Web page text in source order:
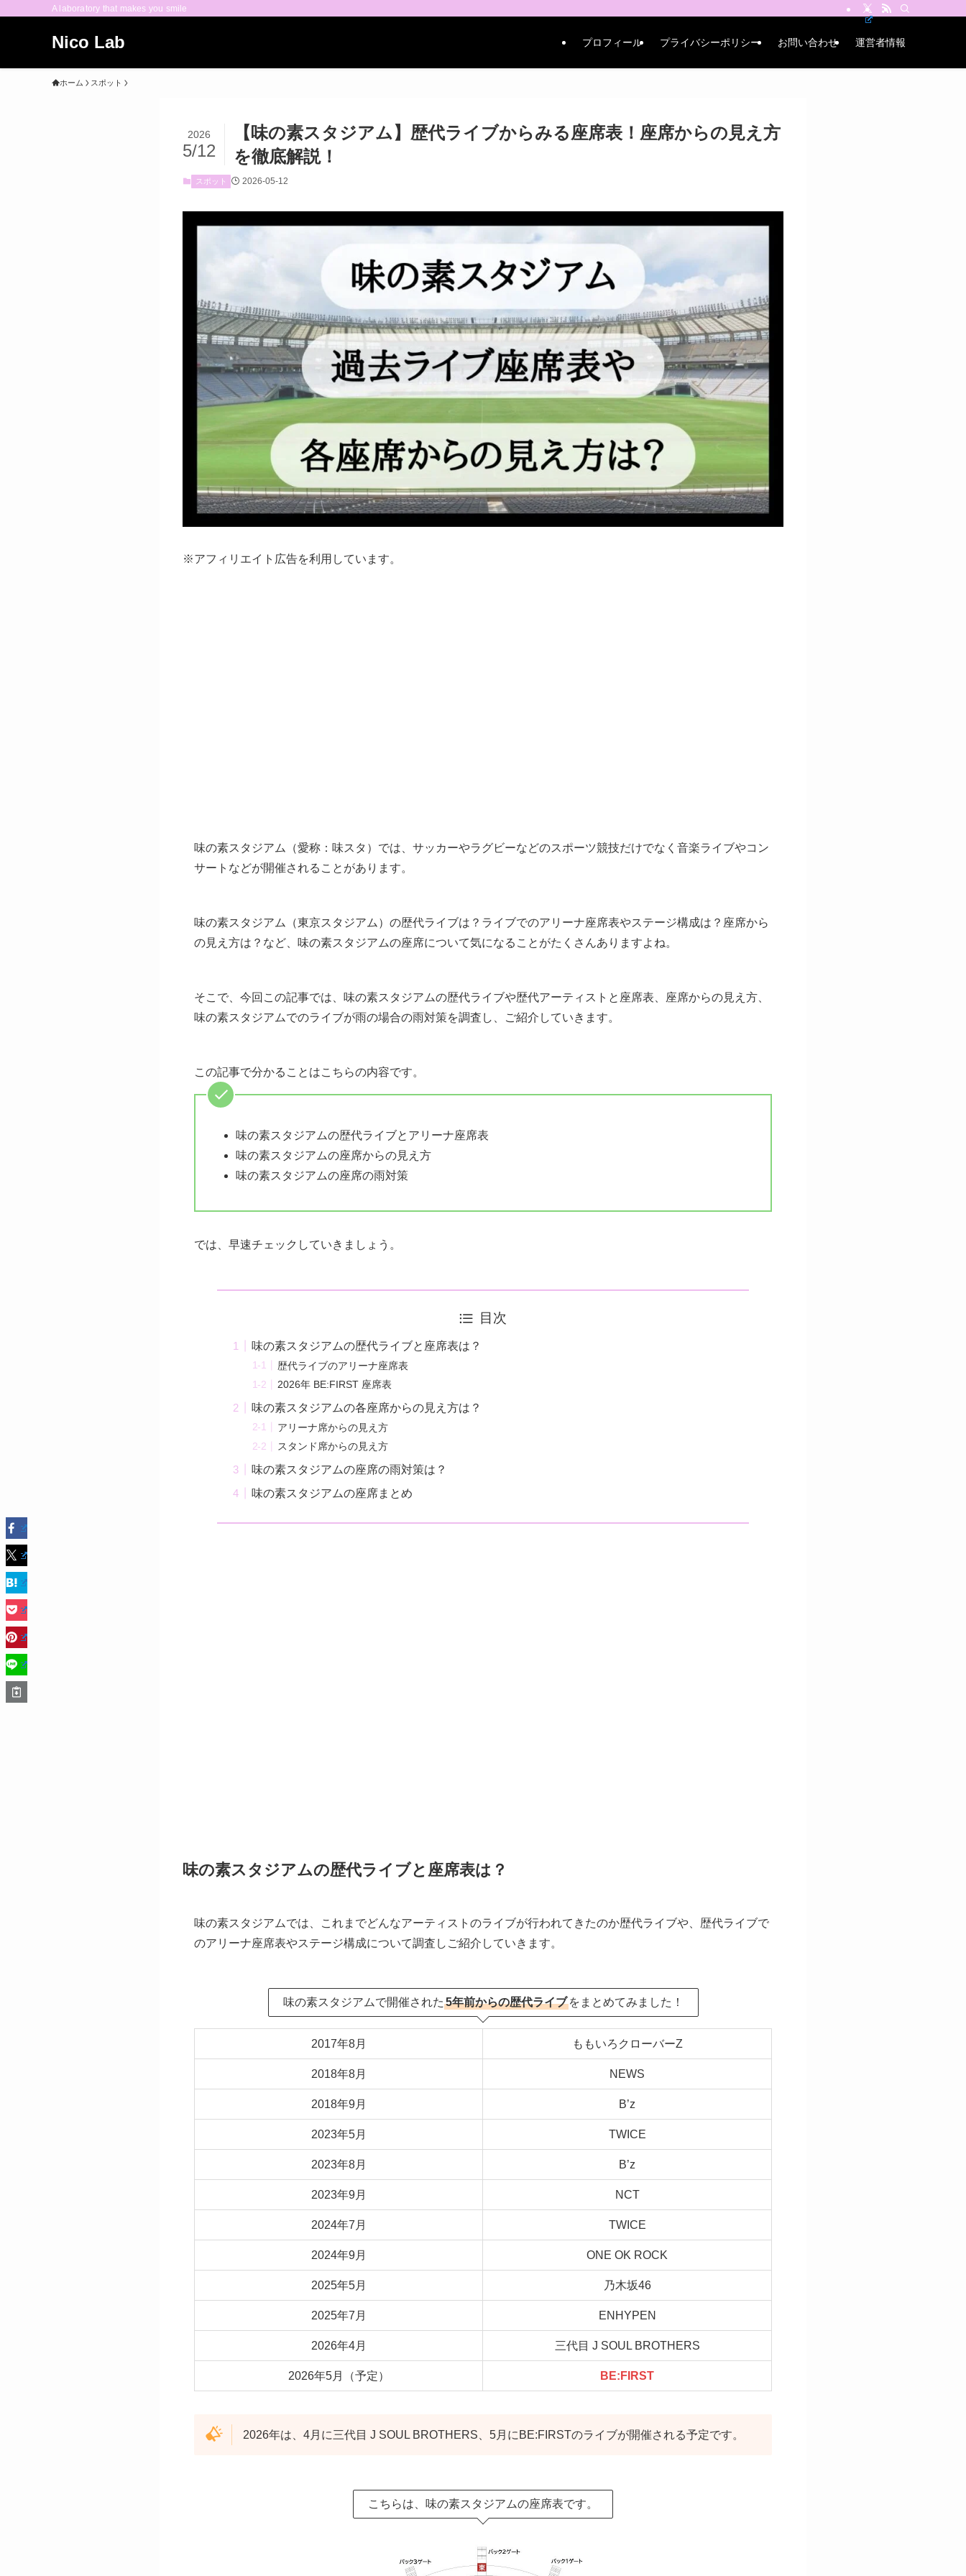
A laboratory that makes you smile
Nico Lab プロフィール プライバシーポリシー お問い合わせ 運営者情報
ホーム スポット
【味の素スタジアム】歴代ライブからみる座席表！座席からの見え方
を徹底解説！
2026
5/12
スポット 2026-05-12
※アフィリエイト広告を利用しています。
味の素スタジアム（愛称：味スタ）では、サッカーやラグビーなどのスポーツ競技だけでなく音楽ライブやコン
サートなどが開催されることがあります。
味の素スタジアム（東京スタジアム）の歴代ライブは？ライブでのアリーナ座席表やステージ構成は？座席から
の見え方は？など、味の素スタジアムの座席について気になることがたくさんありますよね。
そこで、今回この記事では、味の素スタジアムの歴代ライブや歴代アーティストと座席表、座席からの見え方、
味の素スタジアムでのライブが雨の場合の雨対策を調査し、ご紹介していきます。
この記事で分かることはこちらの内容です。
味の素スタジアムの歴代ライブとアリーナ座席表
味の素スタジアムの座席からの見え方
味の素スタジアムの座席の雨対策
では、早速チェックしていきましょう。
目次
味の素スタジアムの歴代ライブと座席表は？
歴代ライブのアリーナ座席表
2026年 BE:FIRST 座席表
味の素スタジアムの各座席からの見え方は？
アリーナ席からの見え方
スタンド席からの見え方
味の素スタジアムの座席の雨対策は？
味の素スタジアムの座席まとめ
味の素スタジアムの歴代ライブと座席表は？
味の素スタジアムでは、これまでどんなアーティストのライブが行われてきたのか歴代ライブや、歴代ライブで
のアリーナ座席表やステージ構成について調査しご紹介していきます。
味の素スタジアムで開催された 5年前からの歴代ライブをまとめてみました！
2017年8月 ももいろクローバーZ
2018年8月 NEWS
2018年9月 B’z
2023年5月 TWICE
2023年8月 B’z
2023年9月 NCT
2024年7月 TWICE
2024年9月 ONE OK ROCK
2025年5月 乃木坂46
2025年7月 ENHYPEN
2026年4月 三代⽬ J SOUL BROTHERS
2026年5月（予定） BE:FIRST
2026年は、4月に三代⽬ J SOUL BROTHERS、5月にBE:FIRSTのライブが開催される予定です。
こちらは、味の素スタジアムの座席表です。